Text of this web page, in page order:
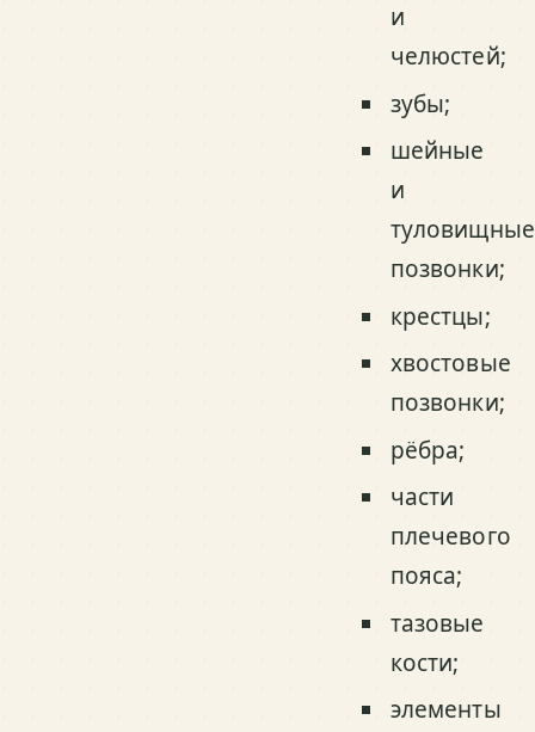
и
челюстей;
зубы;
шейные
и
туловищные
позвонки;
крестцы;
хвостовые
позвонки;
рёбра;
части
плечевого
пояса;
тазовые
кости;
элементы